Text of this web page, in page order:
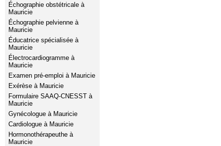
Échographie obstétricale à
Mauricie
Échographie pelvienne à
Mauricie
Éducatrice spécialisée à
Mauricie
Électrocardiogramme à
Mauricie
Examen pré-emploi à Mauricie
Exérèse à Mauricie
Formulaire SAAQ-CNESST à
Mauricie
Gynécologue à Mauricie
Cardiologue à Mauricie
Hormonothérapeuthe à
Mauricie